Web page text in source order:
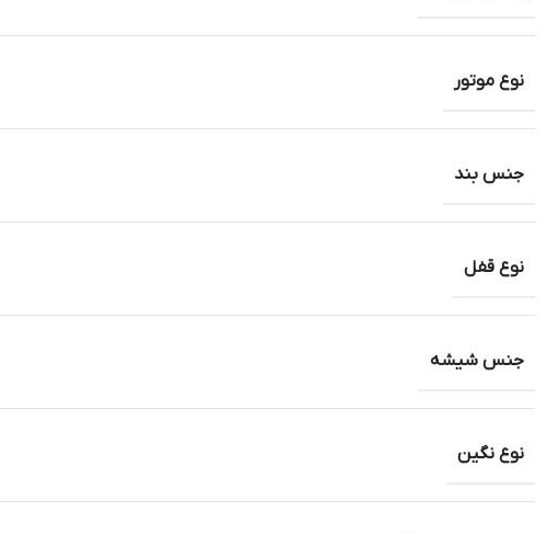
نوع موتور
جنس بند
نوع قفل
جنس شیشه
نوع نگین